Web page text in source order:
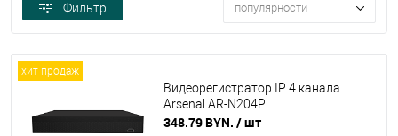
Фильтр популярности
хит продаж
Видеорегистратор IP 4 канала
Arsenal AR-N204P
348.79 BYN. / шт